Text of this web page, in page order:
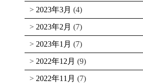
2023年3月 (4)
2023年2月 (7)
2023年1月 (7)
2022年12月 (9)
2022年11月 (7)